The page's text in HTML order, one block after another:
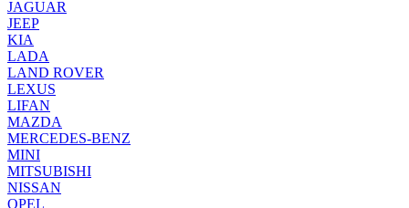
JAGUAR
JEEP
KIA
LADA
LAND ROVER
LEXUS
LIFAN
MAZDA
MERCEDES-BENZ
MINI
MITSUBISHI
NISSAN
OPEL